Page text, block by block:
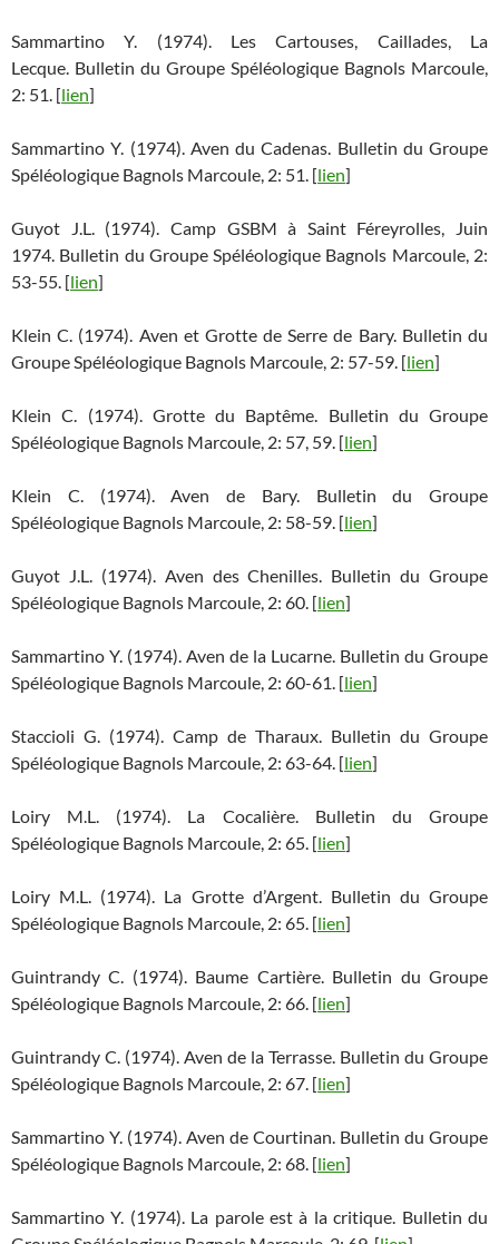
Sammartino Y. (1974). Les Cartouses, Caillades, La
Lecque. Bulletin du Groupe Spéléologique Bagnols Marcoule,
2: 51. [lien]
Sammartino Y. (1974). Aven du Cadenas. Bulletin du Groupe
Spéléologique Bagnols Marcoule, 2: 51. [lien]
Guyot J.L. (1974). Camp GSBM à Saint Féreyrolles, Juin
1974. Bulletin du Groupe Spéléologique Bagnols Marcoule, 2:
53-55. [lien]
Klein C. (1974). Aven et Grotte de Serre de Bary. Bulletin du
Groupe Spéléologique Bagnols Marcoule, 2: 57-59. [lien]
Klein C. (1974). Grotte du Baptême. Bulletin du Groupe
Spéléologique Bagnols Marcoule, 2: 57, 59. [lien]
Klein C. (1974). Aven de Bary. Bulletin du Groupe
Spéléologique Bagnols Marcoule, 2: 58-59. [lien]
Guyot J.L. (1974). Aven des Chenilles. Bulletin du Groupe
Spéléologique Bagnols Marcoule, 2: 60. [lien]
Sammartino Y. (1974). Aven de la Lucarne. Bulletin du Groupe
Spéléologique Bagnols Marcoule, 2: 60-61. [lien]
Staccioli G. (1974). Camp de Tharaux. Bulletin du Groupe
Spéléologique Bagnols Marcoule, 2: 63-64. [lien]
Loiry M.L. (1974). La Cocalière. Bulletin du Groupe
Spéléologique Bagnols Marcoule, 2: 65. [lien]
Loiry M.L. (1974). La Grotte d’Argent. Bulletin du Groupe
Spéléologique Bagnols Marcoule, 2: 65. [lien]
Guintrandy C. (1974). Baume Cartière. Bulletin du Groupe
Spéléologique Bagnols Marcoule, 2: 66. [lien]
Guintrandy C. (1974). Aven de la Terrasse. Bulletin du Groupe
Spéléologique Bagnols Marcoule, 2: 67. [lien]
Sammartino Y. (1974). Aven de Courtinan. Bulletin du Groupe
Spéléologique Bagnols Marcoule, 2: 68. [lien]
Sammartino Y. (1974). La parole est à la critique. Bulletin du